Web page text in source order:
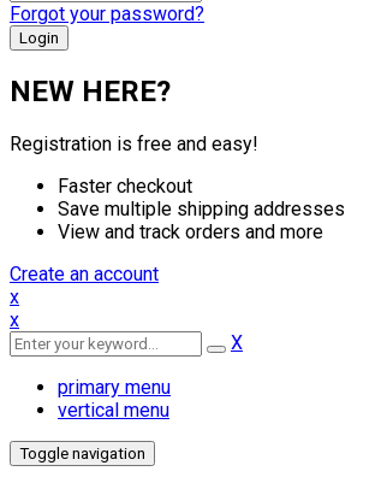
Forgot your password?
NEW HERE?
Registration is free and easy!
Faster checkout
Save multiple shipping addresses
View and track orders and more
Create an account
x
x
X
primary menu
vertical menu
Toggle navigation